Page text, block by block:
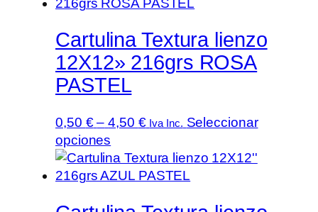
Cartulina Textura lienzo
12X12» 216grs ROSA
PASTEL
0,50 € – 4,50 €Rango
precios:
desde
Iva Inc. Seleccionar
opciones
producto
tiene